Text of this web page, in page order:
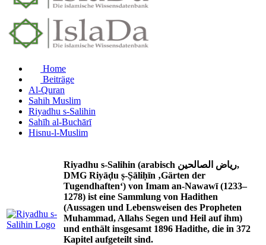
Home
Beiträge
Al-Quran
Sahih Muslim
Riyadhu s-Salihin
Sahīh al-Buchārī
Hisnu-l-Muslim
Riyadhu s-Salihin (arabisch رياض الصالحين,
DMG Riyāḍu ṣ-Ṣāliḥīn ‚Gärten der
Tugendhaften‘) von Imam an-Nawawī (1233–
1278) ist eine Sammlung von Hadithen
(Aussagen und Lebensweisen des Propheten
Muhammad, Allahs Segen und Heil auf ihm)
und enthält insgesamt 1896 Hadithe, die in 372
Kapitel aufgeteilt sind.